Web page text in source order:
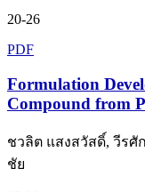
20-26
PDF
Formulation
Compound from
ชวลิต แสงสวัสดิ์, วีรศั
ชัย